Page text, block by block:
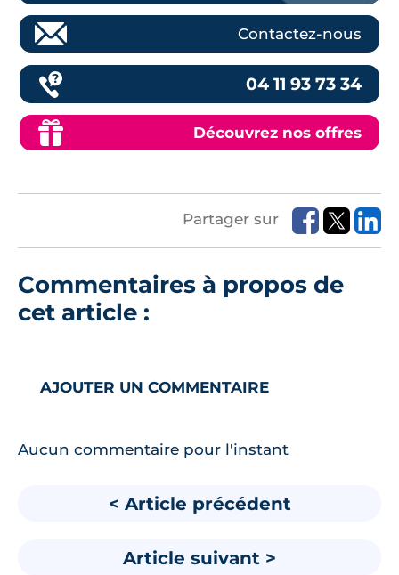
Contactez-nous
04 11 93 73 34
Découvrez nos offres
Partager sur
Commentaires à propos de
cet article :
AJOUTER UN COMMENTAIRE
Aucun commentaire pour l'instant
< Article précédent
Article suivant >